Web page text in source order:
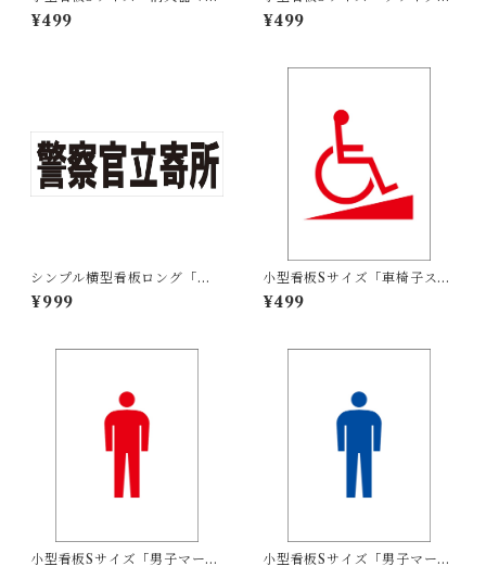
ク（赤）」 屋外可【その他・
マーク】
¥499
PETボトル（赤）」 屋外可
【その他・マーク】
¥499
シンプル横型看板ロング「警
察官立寄所（黒）」【防犯・
防災】屋外可
¥999
小型看板Sサイズ「車椅子スロ
ープマーク（赤）」 屋外可
【その他・マーク】
¥499
小型看板Sサイズ「男子マーク 小型看板Sサイズ「男子マーク